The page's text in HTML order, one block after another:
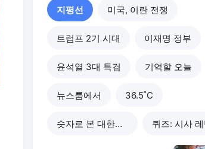
지평선 미국, 이란 전쟁
트럼프 2기 시대 이재명 정부
윤석열 3대 특검 기억할 오늘
뉴스룸에서 36.5˚C
숫자로 본 대한민국 퀴즈: 시사